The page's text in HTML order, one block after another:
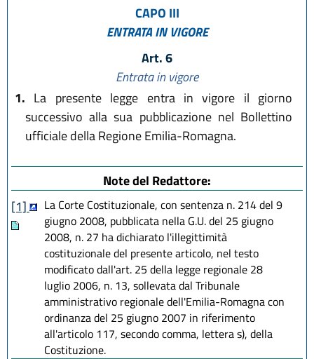
CAPO III
ENTRATA IN VIGORE
Art. 6
Entrata in vigore
1. La presente legge entra in vigore il giorno
successivo alla sua pubblicazione nel Bollettino
ufficiale della Regione Emilia-Romagna.
Note del Redattore:
[1]
La Corte Costituzionale, con sentenza n. 214 del 9
giugno 2008, pubblicata nella G.U. del 25 giugno
2008, n. 27 ha dichiarato l'illegittimità
costituzionale del presente articolo, nel testo
modificato dall'art. 25 della legge regionale 28
luglio 2006, n. 13, sollevata dal Tribunale
amministrativo regionale dell'Emilia-Romagna con
ordinanza del 25 giugno 2007 in riferimento
all'articolo 117, secondo comma, lettera s), della
Costituzione.